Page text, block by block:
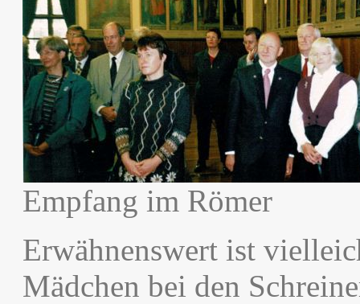
Empfang im Römer
Erwähnenswert ist
Mädchen bei den